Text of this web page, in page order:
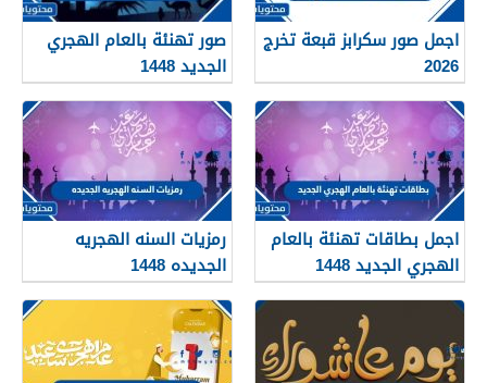
اجمل صور سكرابز قبعة تخرج
2026
صور تهنئة بالعام الهجري
الجديد 1448
اجمل بطاقات تهنئة بالعام
الهجري الجديد 1448
رمزيات السنه الهجريه
الجديده 1448